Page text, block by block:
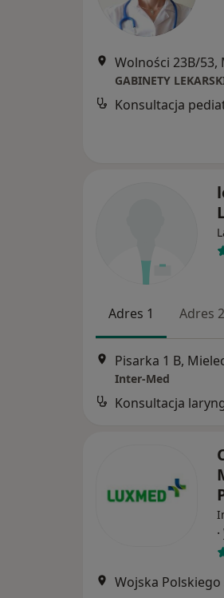
Wolności 23B/53,
GABINETY
Konsultacja
Adres 1 Adres 2
Pisarka 1 B,
Inter-Med
Konsultacja
·
Wojska Polskiego